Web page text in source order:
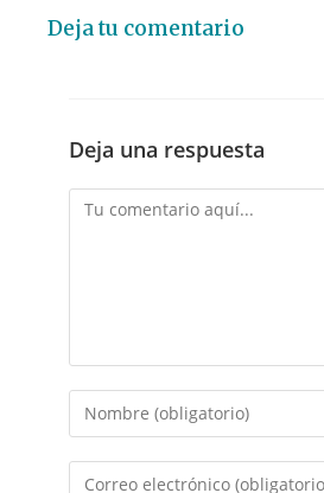
Deja tu comentario
Deja una respuesta